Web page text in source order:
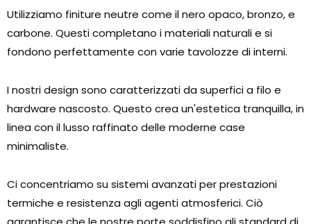
Utilizziamo finiture neutre come il nero opaco, bronzo, e
carbone. Questi completano i materiali naturali e si
fondono perfettamente con varie tavolozze di interni.
I nostri design sono caratterizzati da superfici a filo e
hardware nascosto. Questo crea un'estetica tranquilla, in
linea con il lusso raffinato delle moderne case
minimaliste.
Ci concentriamo su sistemi avanzati per prestazioni
termiche e resistenza agli agenti atmosferici. Ciò